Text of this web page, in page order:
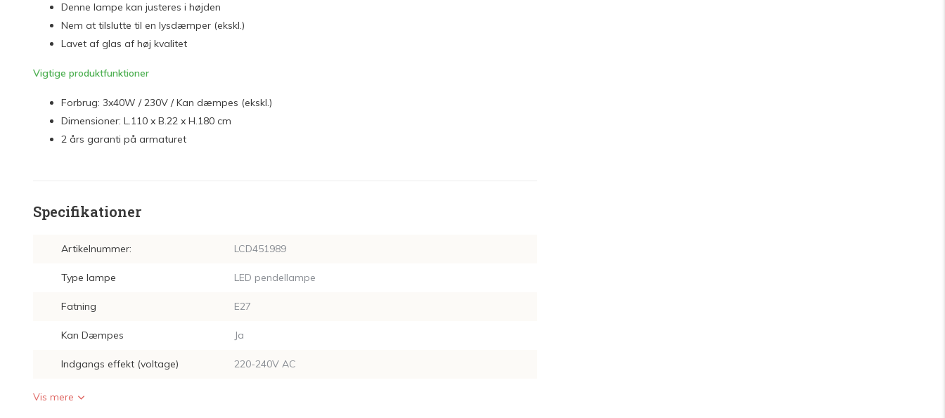
Denne lampe kan justeres i højden
Nem at tilslutte til en lysdæmper (ekskl.)
Lavet af glas af høj kvalitet
Vigtige produktfunktioner
Forbrug: 3x40W / 230V / Kan dæmpes (ekskl.)
Dimensioner: L.110 x B.22 x H.180 cm
2 års garanti på armaturet
Specifikationer
Artikelnummer: LCD451989
Type lampe LED pendellampe
Fatning E27
Kan Dæmpes Ja
Indgangs effekt (voltage) 220-240V AC
Vis mere